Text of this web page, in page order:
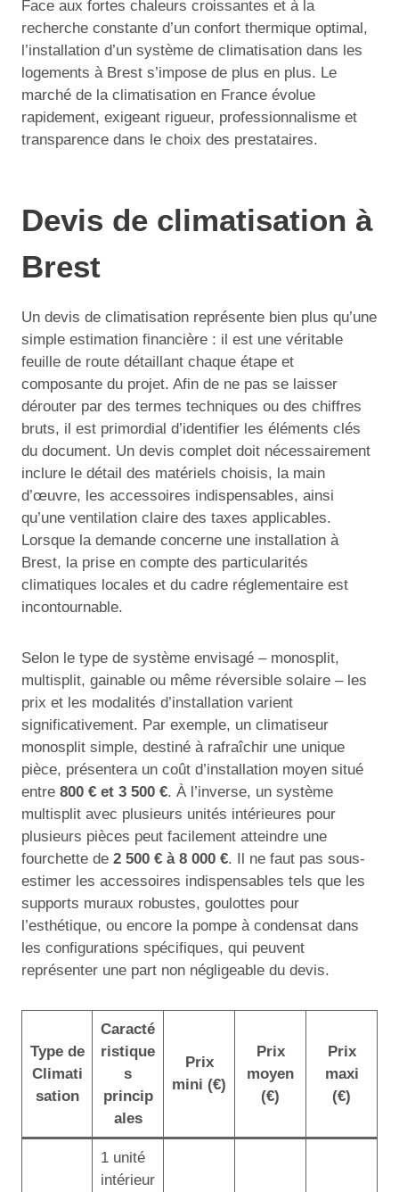
Face aux fortes chaleurs croissantes et à la
recherche constante d’un confort thermique optimal,
l’installation d’un système de climatisation dans les
logements à Brest s’impose de plus en plus. Le
marché de la climatisation en France évolue
rapidement, exigeant rigueur, professionnalisme et
transparence dans le choix des prestataires.
Devis de climatisation à
Brest
Un devis de climatisation représente bien plus qu’une
simple estimation financière : il est une véritable
feuille de route détaillant chaque étape et
composante du projet. Afin de ne pas se laisser
dérouter par des termes techniques ou des chiffres
bruts, il est primordial d’identifier les éléments clés
du document. Un devis complet doit nécessairement
inclure le détail des matériels choisis, la main
d’œuvre, les accessoires indispensables, ainsi
qu’une ventilation claire des taxes applicables.
Lorsque la demande concerne une installation à
Brest, la prise en compte des particularités
climatiques locales et du cadre réglementaire est
incontournable.
Selon le type de système envisagé – monosplit,
multisplit, gainable ou même réversible solaire – les
prix et les modalités d’installation varient
significativement. Par exemple, un climatiseur
monosplit simple, destiné à rafraîchir une unique
pièce, présentera un coût d’installation moyen situé
entre 800 € et 3 500 €. À l’inverse, un système
multisplit avec plusieurs unités intérieures pour
plusieurs pièces peut facilement atteindre une
fourchette de 2 500 € à 8 000 €. Il ne faut pas sous-
estimer les accessoires indispensables tels que les
supports muraux robustes, goulottes pour
l’esthétique, ou encore la pompe à condensat dans
les configurations spécifiques, qui peuvent
représenter une part non négligeable du devis.
Type de
Climati
sation
Caracté
ristique
s
princip
ales
Prix
mini (€)
Prix
moyen
(€)
Prix
maxi
(€)
1 unité
intérieur